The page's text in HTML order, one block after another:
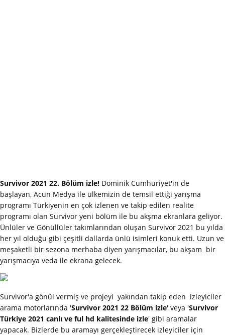
Survivor 2021 22. Bölüm izle! Dominik Cumhuriyet'in de
başlayan, Acun Medya ile ülkemizin de temsil ettiği yarışma
programı Türkiyenin en çok izlenen ve takip edilen realite
programı olan Survivor yeni bölüm ile bu akşma ekranlara geliyor.
Ünlüler ve Gönüllüler takımlarından oluşan Survivor 2021 bu yılda
her yıl olduğu gibi çeşitli dallarda ünlü isimleri konuk etti. Uzun ve
meşaketli bir sezona merhaba diyen yarışmacılar, bu akşam bir
yarışmacıya veda ile ekrana gelecek.
Survivor'a gönül vermiş ve projeyi yakından takip eden izleyiciler
arama motorlarında 'Survivor 2021 22 Bölüm izle' veya 'Survivor
Türkiye 2021 canlı ve ful hd kalitesinde izle' gibi aramalar
yapacak. Bizlerde bu aramayı gerçekleştirecek izleyiciler için